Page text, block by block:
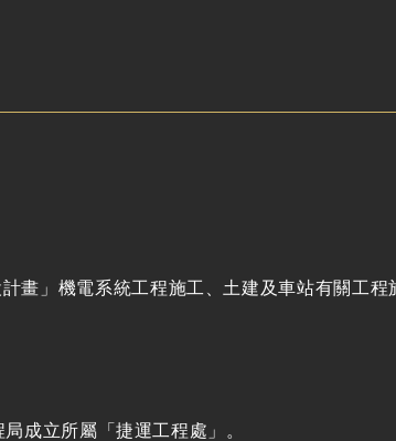
畫」機電系統工程施工、土建及車站有關工
成立所屬「捷運工程處」。